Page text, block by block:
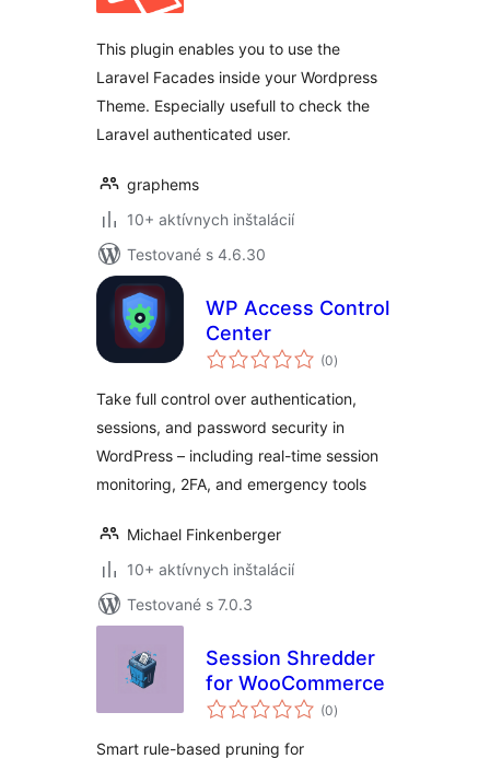
This plugin enables you to use the
Laravel Facades inside your Wordpress
Theme. Especially usefull to check the
Laravel authenticated user.
graphems
10+ aktívnych inštalácií
Testované s 4.6.30
WP Access Control
Center
(0celkové
hodnotenie
)
Take full control over authentication,
sessions, and password security in
WordPress – including real-time session
monitoring, 2FA, and emergency tools
Michael Finkenberger
10+ aktívnych inštalácií
Testované s 7.0.3
Session Shredder
for WooCommerce
(0celkové
hodnotenie
)
Smart rule-based pruning for